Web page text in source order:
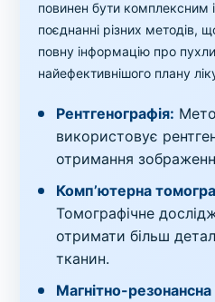
повинен бути комплексним
поєднанні різних методів,
повну інформацію про
найефективнішого плану
Рентгенографія:
використовує
отримання
Комп’ютерна
Томографічне
отримати більш
тканин.
Магнітно-